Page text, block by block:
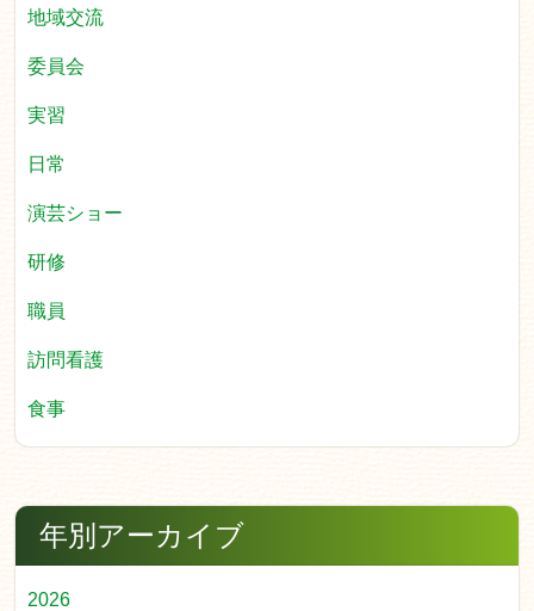
地域交流
委員会
実習
日常
演芸ショー
研修
職員
訪問看護
食事
年別アーカイブ
2026